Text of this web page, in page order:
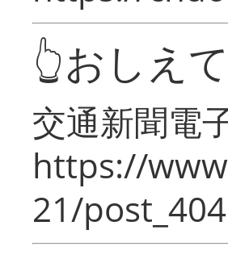
👆おしえ
交通新聞電
https://
21/